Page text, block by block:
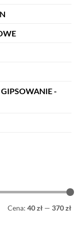
-
Cena: 40 zł — 370 zł